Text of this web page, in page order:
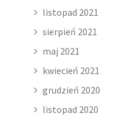
listopad 2021
sierpień 2021
maj 2021
kwiecień 2021
grudzień 2020
listopad 2020